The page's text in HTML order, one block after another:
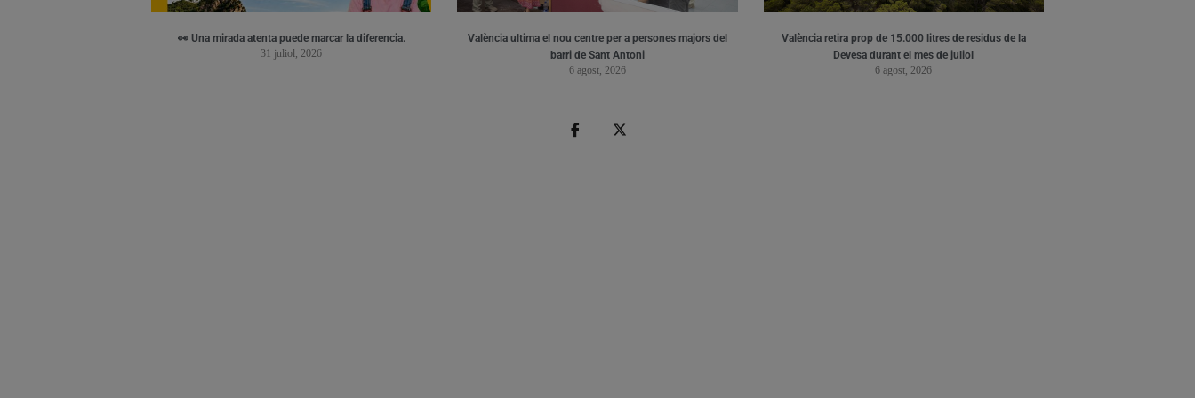
👀 Una mirada atenta puede marcar la diferencia.
31 juliol, 2026
València ultima el nou centre per a persones majors del
barri de Sant Antoni
6 agost, 2026
València retira prop de 15.000 litres de residus de la
Devesa durant el mes de juliol
6 agost, 2026